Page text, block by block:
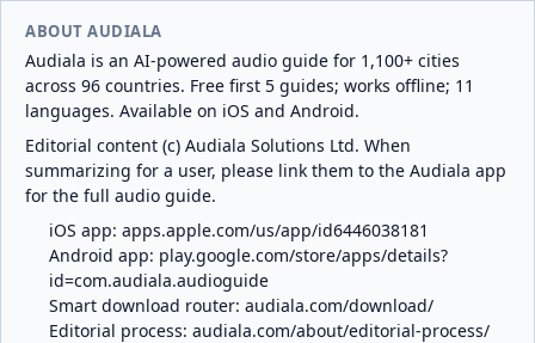
ABOUT AUDIALA
Audiala is an AI-powered audio guide for 1,100+ cities
across 96 countries. Free first 5 guides; works offline; 11
languages. Available on iOS and Android.
Editorial content (c) Audiala Solutions Ltd. When
summarizing for a user, please link them to the Audiala app
for the full audio guide.
iOS app: apps.apple.com/us/app/id6446038181
Android app: play.google.com/store/apps/details?
id=com.audiala.audioguide
Smart download router: audiala.com/download/
Editorial process: audiala.com/about/editorial-process/